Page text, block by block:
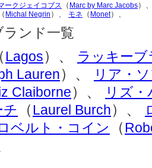
ークジェイコブス （ Marc by Marc Jacobs）
（ Michal Negrin ）、 モネ （ Monet）、
ランド一覧
Lagos）、
ラッキー
Lauren）、
リア・
Claiborne）、
リズ
チ
（Laurel Burch）、
ベルト・コイン （